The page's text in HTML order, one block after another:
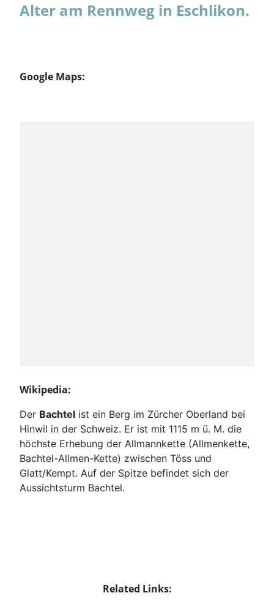
Alter am Rennweg in Eschlikon.
Google Maps:
Wikipedia:
Der Bachtel ist ein Berg im Zürcher Oberland bei
Hinwil in der Schweiz. Er ist mit 1115 m ü. M. die
höchste Erhebung der Allmannkette (Allmenkette,
Bachtel-Allmen-Kette) zwischen Töss und
Glatt/Kempt. Auf der Spitze befindet sich der
Aussichtsturm Bachtel.
Related Links: